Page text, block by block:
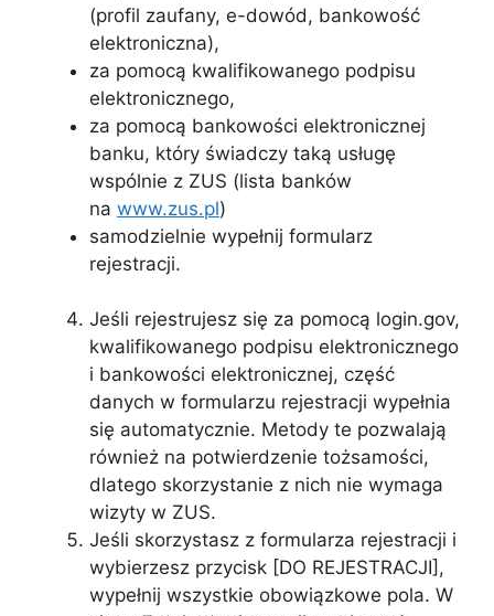
(profil zaufany, e-dowód, bankowość
elektroniczna),
za pomocą kwalifikowanego podpisu
elektronicznego,
za pomocą bankowości elektronicznej
banku, który świadczy taką usługę
wspólnie z ZUS (lista banków
na www.zus.pl)
samodzielnie wypełnij formularz
rejestracji.
Jeśli rejestrujesz się za pomocą login.gov,
kwalifikowanego podpisu elektronicznego
i bankowości elektronicznej, część
danych w formularzu rejestracji wypełnia
się automatycznie. Metody te pozwalają
również na potwierdzenie tożsamości,
dlatego skorzystanie z nich nie wymaga
wizyty w ZUS.
Jeśli skorzystasz z formularza rejestracji i
wybierzesz przycisk [DO REJESTRACJI],
wypełnij wszystkie obowiązkowe pola. W